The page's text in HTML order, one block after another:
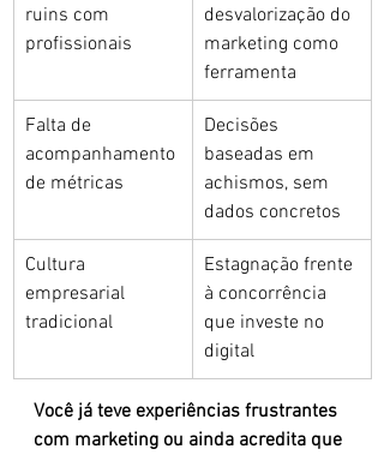
ruins com
profissionais
desvalorização do
marketing como
ferramenta
Falta de
acompanhamento
de métricas
Decisões
baseadas em
achismos, sem
dados concretos
Cultura
empresarial
tradicional
Estagnação frente
à concorrência
que investe no
digital
Você já teve experiências frustrantes
com marketing ou ainda acredita que